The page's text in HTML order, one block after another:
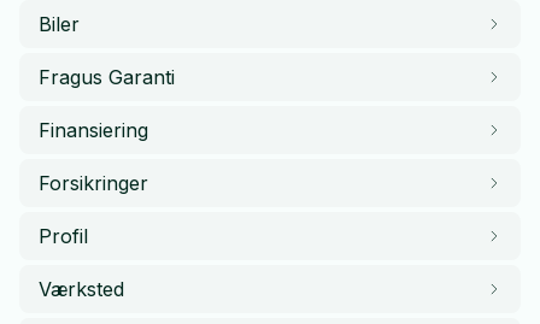
Biler
Fragus Garanti
Finansiering
Forsikringer
Profil
Værksted